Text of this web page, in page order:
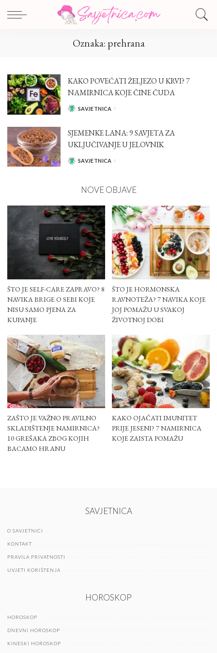
Oznaka: prehrana
KAKO POVEĆATI ŽELJEZO U KRVI? 7
NAMIRNICA KOJE ČINE ČUDA
POSTED
SAVJETNICA
SJEMENKE LANA: 9 SAVJETA ZA
UKLJUČIVANJE U JELOVNIK
POSTED
SAVJETNICA
NOVE OBJAVE
ŠTO JE SELF-CARE ZAPRAVO? 8
NAVIKA BRIGE O SEBI KOJE
NISU SAMO PJENA ZA
KUPANJE
ŠTO JE HORMONSKA
RAVNOTEŽA? 7 NAVIKA KOJE
JOJ POMAŽU U SVAKOJ
ŽIVOTNOJ DOBI
ZAŠTO JE VAŽNO PRAVILNO
SKLADIŠTENJE NAMIRNICA?
10 GREŠAKA ZBOG KOJIH
BACAMO HRANU
KAKO OJAČATI IMUNITET
PRIJE JESENI? 7 NAMIRNICA
KOJE ZAISTA POMAŽU
SAVJETNICA
O SAVJETNICI
KONTAKT
PRAVILA PRIVATNOSTI
UVJETI KORIŠTENJA
HOROSKOP
HOROSKOP
DNEVNI HOROSKOP
KINESKI HOROSKOP